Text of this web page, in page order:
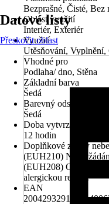
Bezprašné, Čisté, Bez
Oblast využití
Interiér, Exteriér
Využití
Utěsňování,
Vhodné pro
Podlaha/ dno, Stěna
Základní barva
Šedá
Barevný odstín
Šedá
Doba vytvrzení
12 hodin
Doplňkové znaky
(EUH210) Na
(EUH208) Obsahuje
alergickou reakci.
EAN
2004293291006,
Datové listy
Přeskočit oblast